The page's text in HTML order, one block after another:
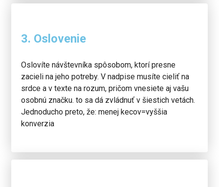
3. Oslovenie
Oslovíte návštevníka spôsobom, ktorí presne
zacieli na jeho potreby. V nadpise musíte cieliť na
srdce a v texte na rozum, pričom vnesiete aj vašu
osobnú značku. to sa dá zvládnuť v šiestich vetách.
Jednoducho preto, že: menej kecov=vyššia
konverzia